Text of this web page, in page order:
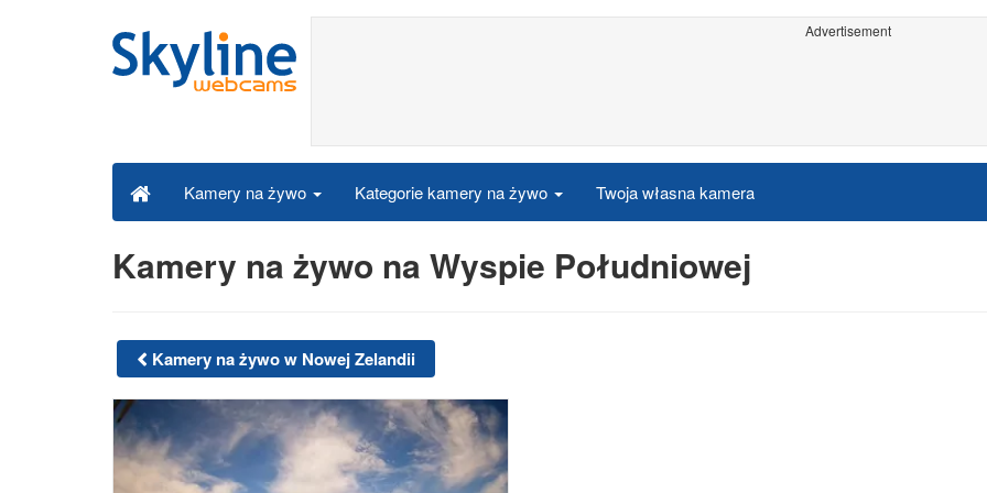
Advertisement
Kamery na żywo Kategorie kamery na żywo Twoja własna kamera
Kamery na żywo na Wyspie Południowej
Kamery na żywo w Nowej Zelandii